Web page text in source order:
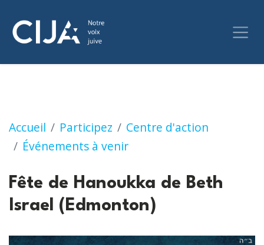
Accueil Participez
Centre d'action
Événements à venir
Fête de Hanoukka de Beth Israel
Fête de Hanoukka de Beth
Israel (Edmonton)